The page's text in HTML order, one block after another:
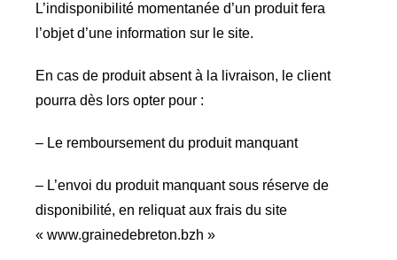
L’indisponibilité momentanée d’un produit fera
l’objet d’une information sur le site.
En cas de produit absent à la livraison, le client
pourra dès lors opter pour :
– Le remboursement du produit manquant
– L’envoi du produit manquant sous réserve de
disponibilité, en reliquat aux frais du site
« www.grainedebreton.bzh »